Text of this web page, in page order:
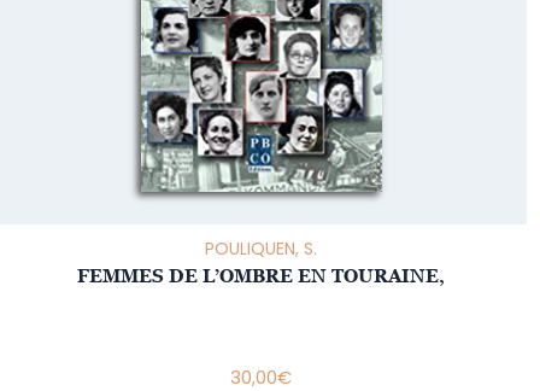
POULIQUEN, S.
FEMMES DE L’OMBRE EN TOURAINE,
30,00€